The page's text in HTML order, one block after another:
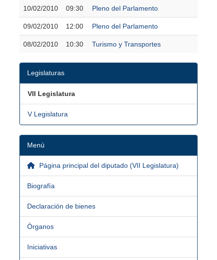
10/02/2010 09:30 Pleno del Parlamento
09/02/2010 12:00 Pleno del Parlamento
08/02/2010 10:30 Turismo y Transportes
Legislaturas
VII Legislatura
V Legislatura
Menú
Página principal del diputado (VII Legislatura)
Biografía
Declaración de bienes
Órganos
Iniciativas